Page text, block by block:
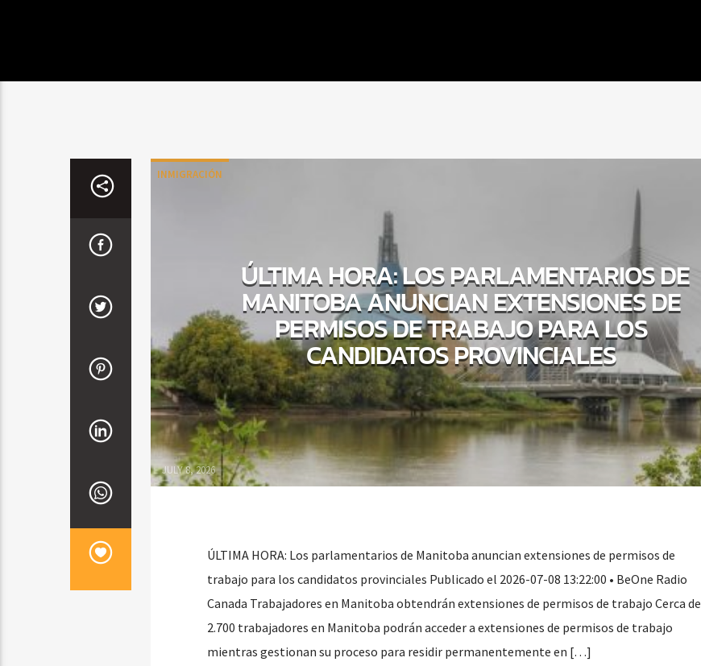
INMIGRACIÓN
ÚLTIMA HORA: LOS PARLAMENTARIOS DE
MANITOBA ANUNCIAN EXTENSIONES DE
PERMISOS DE TRABAJO PARA LOS
CANDIDATOS PROVINCIALES
JULY 8, 2026
ÚLTIMA HORA: Los parlamentarios de Manitoba anuncian extensiones de permisos de
trabajo para los candidatos provinciales Publicado el 2026-07-08 13:22:00 • BeOne Radio
Canada Trabajadores en Manitoba obtendrán extensiones de permisos de trabajo Cerca de
2.700 trabajadores en Manitoba podrán acceder a extensiones de permisos de trabajo
mientras gestionan su proceso para residir permanentemente en […]